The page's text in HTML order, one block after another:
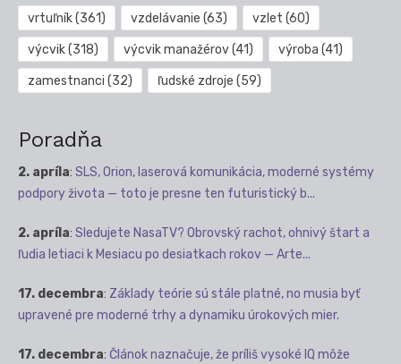
vrtuľník(361) vzdelávanie (63) vzlet (60)
výcvik(318) výcvik manažérov(41) výroba (41)
zamestnanci (32) ľudské zdroje (59)
Poradňa
2. apríla: SLS, Orion, laserová komunikácia, moderné systémy
podpory života — toto je presne ten futuristický b...
2. apríla: Sledujete NasaTV? Obrovský rachot, ohnivý štart a
ľudia letiaci k Mesiacu po desiatkach rokov — Arte...
17. decembra: Základy teórie sú stále platné, no musia byť
upravené pre moderné trhy a dynamiku úrokových mier.
17. decembra: Článok naznačuje, že príliš vysoké IQ môže